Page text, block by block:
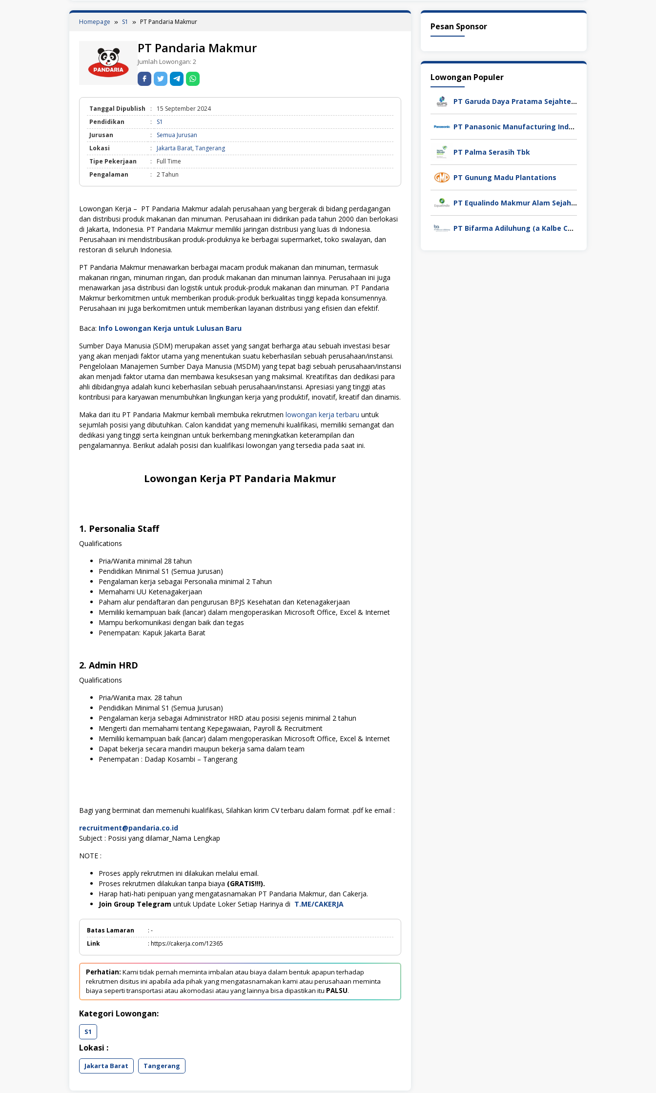
Homepage S1 PT Pandaria Makmur
PT Pandaria Makmur
Jumlah Lowongan: 2
Tanggal Dipublish :
15 September 2024
Pendidikan
:
S1
Jurusan
:
Semua Jurusan
Lokasi
: Jakarta Barat, Tangerang
Tipe Pekerjaan
:
Full Time
Pengalaman
: 2 Tahun
Lowongan Kerja – PT Pandaria Makmur adalah perusahaan yang bergerak di bidang perdagangan
dan distribusi produk makanan dan minuman. Perusahaan ini didirikan pada tahun 2000 dan berlokasi
di Jakarta, Indonesia. PT Pandaria Makmur memiliki jaringan distribusi yang luas di Indonesia.
Perusahaan ini mendistribusikan produk-produknya ke berbagai supermarket, toko swalayan, dan
restoran di seluruh Indonesia.
PT Pandaria Makmur menawarkan berbagai macam produk makanan dan minuman, termasuk
makanan ringan, minuman ringan, dan produk makanan dan minuman lainnya. Perusahaan ini juga
menawarkan jasa distribusi dan logistik untuk produk-produk makanan dan minuman. PT Pandaria
Makmur berkomitmen untuk memberikan produk-produk berkualitas tinggi kepada konsumennya.
Perusahaan ini juga berkomitmen untuk memberikan layanan distribusi yang efisien dan efektif.
Baca: Info Lowongan Kerja untuk Lulusan Baru
Sumber Daya Manusia (SDM) merupakan asset yang sangat berharga atau sebuah investasi besar
yang akan menjadi faktor utama yang menentukan suatu keberhasilan sebuah perusahaan/instansi.
Pengelolaan Manajemen Sumber Daya Manusia (MSDM) yang tepat bagi sebuah perusahaan/instansi
akan menjadi faktor utama dan membawa kesuksesan yang maksimal. Kreatifitas dan dedikasi para
ahli dibidangnya adalah kunci keberhasilan sebuah perusahaan/instansi. Apresiasi yang tinggi atas
kontribusi para karyawan menumbuhkan lingkungan kerja yang produktif, inovatif, kreatif dan dinamis.
Maka dari itu PT Pandaria Makmur kembali membuka rekrutmen lowongan kerja terbaru untuk
sejumlah posisi yang dibutuhkan. Calon kandidat yang memenuhi kualifikasi, memiliki semangat dan
dedikasi yang tinggi serta keinginan untuk berkembang meningkatkan keterampilan dan
pengalamannya. Berikut adalah posisi dan kualifikasi lowongan yang tersedia pada saat ini.
Lowongan Kerja PT Pandaria Makmur
1. Personalia Staff
Qualifications
Pria/Wanita minimal 28 tahun
Pendidikan Minimal S1 (Semua Jurusan)
Pengalaman kerja sebagai Personalia minimal 2 Tahun
Memahami UU Ketenagakerjaan
Paham alur pendaftaran dan pengurusan BPJS Kesehatan dan Ketenagakerjaan
Memiliki kemampuan baik (lancar) dalam mengoperasikan Microsoft Office, Excel & Internet
Mampu berkomunikasi dengan baik dan tegas
Penempatan: Kapuk Jakarta Barat
2. Admin HRD
Qualifications
Pria/Wanita max. 28 tahun
Pendidikan Minimal S1 (Semua Jurusan)
Pengalaman kerja sebagai Administrator HRD atau posisi sejenis minimal 2 tahun
Mengerti dan memahami tentang Kepegawaian, Payroll & Recruitment
Memiliki kemampuan baik (lancar) dalam mengoperasikan Microsoft Office, Excel & Internet
Dapat bekerja secara mandiri maupun bekerja sama dalam team
Penempatan : Dadap Kosambi – Tangerang
Bagi yang berminat dan memenuhi kualifikasi, Silahkan kirim CV terbaru dalam format .pdf ke email :
recruitment@pandaria.co.id
Subject : Posisi yang dilamar_Nama Lengkap
NOTE :
Proses apply rekrutmen ini dilakukan melalui email.
Proses rekrutmen dilakukan tanpa biaya (GRATIS!!!).
Harap hati-hati penipuan yang mengatasnamakan PT Pandaria Makmur, dan Cakerja.
Join Group Telegram untuk Update Loker Setiap Harinya di T.ME/CAKERJA
Batas Lamaran
: -
Link
: https://cakerja.com/12365
Perhatian: Kami tidak pernah meminta imbalan atau biaya dalam bentuk apapun terhadap
rekrutmen disitus ini apabila ada pihak yang mengatasnamakan kami atau perusahaan meminta
biaya seperti transportasi atau akomodasi atau yang lainnya bisa dipastikan itu PALSU.
Kategori Lowongan:
S1
Lokasi :
Jakarta Barat Tangerang
Pesan Sponsor
Lowongan Populer
PT Garuda Daya Pratama Sejahtera
PT Panasonic Manufacturing Indonesia
PT Palma Serasih Tbk
PT Gunung Madu Plantations
PT Equalindo Makmur Alam Sejahtera (Equalindo Group)
PT Bifarma Adiluhung (a Kalbe Company)